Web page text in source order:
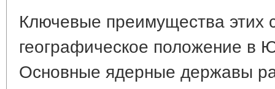
Ключевые преимущества этих
географическое положение
Основные ядерные державы